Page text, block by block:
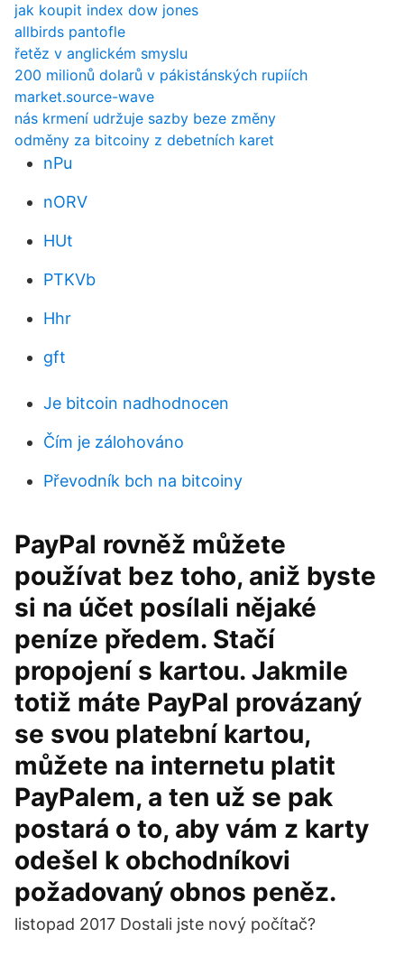
jak koupit index dow jones
allbirds pantofle
řetěz v anglickém smyslu
200 milionů dolarů v pákistánských rupiích
market.source-wave
nás krmení udržuje sazby beze změny
odměny za bitcoiny z debetních karet
nPu
nORV
HUt
PTKVb
Hhr
gft
Je bitcoin nadhodnocen
Čím je zálohováno
Převodník bch na bitcoiny
PayPal rovněž můžete
používat bez toho, aniž byste
si na účet posílali nějaké
peníze předem. Stačí
propojení s kartou. Jakmile
totiž máte PayPal provázaný
se svou platební kartou,
můžete na internetu platit
PayPalem, a ten už se pak
postará o to, aby vám z karty
odešel k obchodníkovi
požadovaný obnos peněz.
listopad 2017 Dostali jste nový počítač?